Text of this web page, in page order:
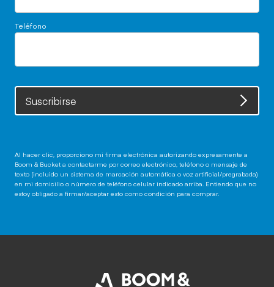
Teléfono
Suscribirse
Al hacer clic, proporciono mi firma electrónica autorizando expresamente a
Boom & Bucket a contactarme por correo electrónico, teléfono o mensaje de
texto (incluido un sistema de marcación automática o voz artificial/pregrabada)
en mi domicilio o número de teléfono celular indicado arriba. Entiendo que no
estoy obligado a firmar/aceptar esto como condición para comprar.